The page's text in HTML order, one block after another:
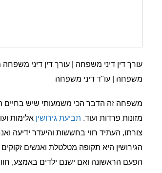
עורך דין דיני משפחה | עורך דין דיני
משפחה | עו"ד דיני משפחה
משפחה זה הדבר הכי משמעותי שיש בחיים
מזונות פרדות ועוד. תביעת גירושין אלימות
צורתו, העתיד רווי בחששות והיעדר ידיעה
הגירושין היא תקופה מטלטלת ואנשים
הפעם הראשונה ואם ישנם ילדים באמצע,